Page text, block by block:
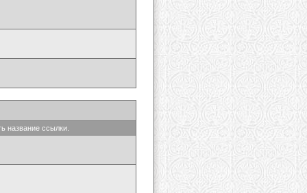
название ссылки.